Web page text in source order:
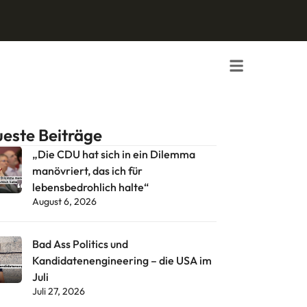
Beiträge
„Die CDU hat sich in ein Dilemma
manövriert, das ich für
lebensbedrohlich halte“
August 6, 2026
Bad Ass Politics und
Kandidatenengineering – die USA im
Juli
Juli 27, 2026